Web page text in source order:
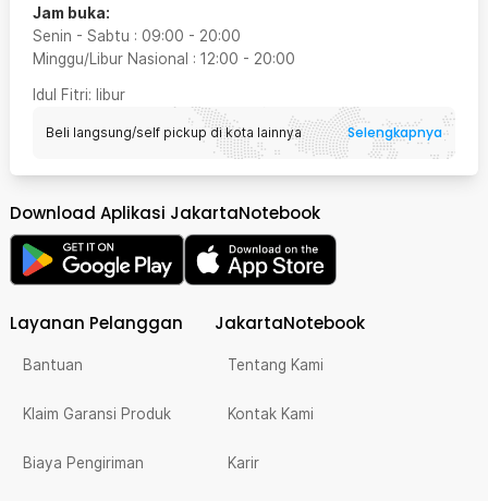
Jam buka:
Senin - Sabtu : 09:00 - 20:00
Minggu/Libur Nasional : 12:00 - 20:00
Idul Fitri: libur
Beli langsung/self pickup di kota lainnya Selengkapnya
Download Aplikasi JakartaNotebook
Layanan Pelanggan
Bantuan
Klaim Garansi Produk
Biaya Pengiriman
JakartaNotebook
Tentang Kami
Kontak Kami
Karir